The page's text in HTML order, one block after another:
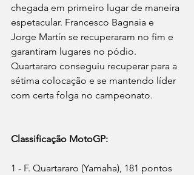
chegada em primeiro lugar de maneira
espetacular. Francesco Bagnaia e
Jorge Martín se recuperaram no fim e
garantiram lugares no pódio.
Quartararo conseguiu recuperar para a
sétima colocação e se mantendo líder
com certa folga no campeonato.
Classificação MotoGP:
1 - F. Quartararo (Yamaha), 181 pontos